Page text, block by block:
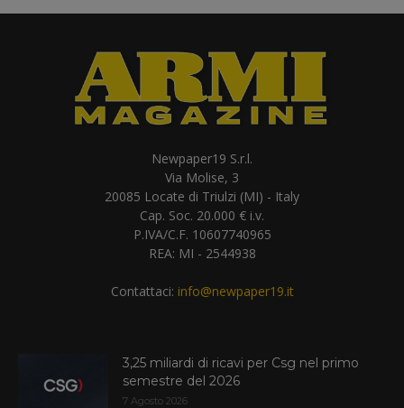
Newpaper19 S.r.l.
Via Molise, 3
20085 Locate di Triulzi (MI) - Italy
Cap. Soc. 20.000 € i.v.
P.IVA/C.F. 10607740965
REA: MI - 2544938
Contattaci: info@newpaper19.it
3,25 miliardi di ricavi per Csg nel primo
semestre del 2026
7 Agosto 2026